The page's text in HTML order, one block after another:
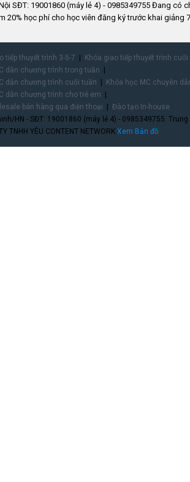
SĐT: 19001860 (máy lẻ 4) - 0985349755 Đang có
20% học phí cho học viên đăng ký trước khai giảng
tiếp thuyết trình 3-5-7
Khóa giao tiếp thuyết trình
dẫn chương trình trong tuần
dẫn chương trình cuối tuần
Khóa học MC chuyên
dẫn chương trình cho trẻ em
bán hàng qua điện thoại
Đào tạo In-house
HN - SĐT: 19001860 (máy lẻ 4) - 0985349755.
TNHH YÊU CONTENT NETWORK.Xem Bản đồ